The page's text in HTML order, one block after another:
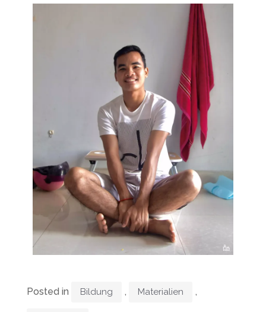
Posted in Bildung , Materialien ,